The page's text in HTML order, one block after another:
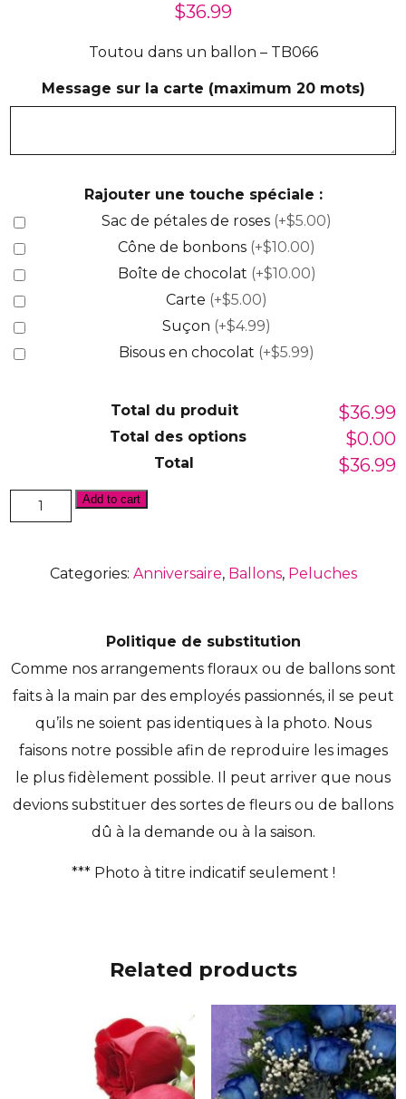
$36.99
Toutou dans un ballon – TB066
Message sur la carte (maximum 20 mots)
Rajouter une touche spéciale :
Sac de pétales de roses (+$5.00)
Cône de bonbons (+$10.00)
Boîte de chocolat (+$10.00)
Carte (+$5.00)
Suçon (+$4.99)
Bisous en chocolat (+$5.99)
Total du produit $36.99
Total des options $0.00
Total $36.99
Toutou
dans
quantity
Add to cart
Categories: Anniversaire, Ballons, Peluches
Politique de substitution
Comme nos arrangements floraux ou de ballons sont
faits à la main par des employés passionnés, il se peut
qu’ils ne soient pas identiques à la photo. Nous
faisons notre possible afin de reproduire les images
le plus fidèlement possible. Il peut arriver que nous
devions substituer des sortes de fleurs ou de ballons
dû à la demande ou à la saison.
*** Photo à titre indicatif seulement !
Related products